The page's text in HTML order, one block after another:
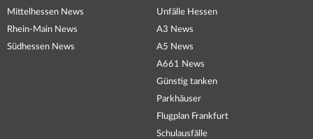
Mittelhessen News
Rhein-Main News
Südhessen News
Unfälle Hessen
A3 News
A5 News
A661 News
Günstig tanken
Parkhäuser
Flugplan Frankfurt
Schulausfälle